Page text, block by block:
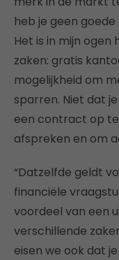
heb je geen
Het is in mijn ogen
zaken: gratis
mogelijkheid om
sparren. Niet dat
een contract op
afspreken en om
“Datzelfde geldt
financiële
voordeel van een
verschillende
eisen we ook dat